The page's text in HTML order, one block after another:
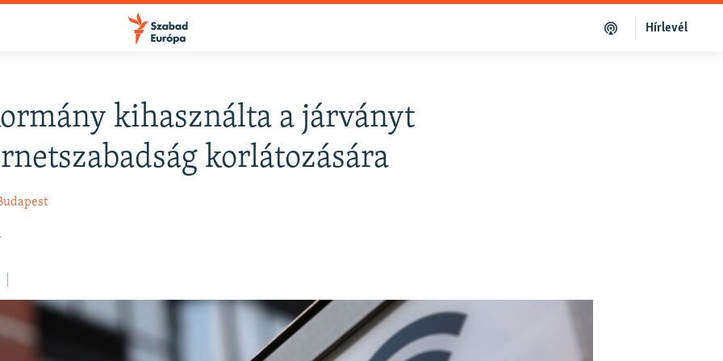
Hírlevél
kihasználta a járványt
korlátozására
FELIRATKOZÁS